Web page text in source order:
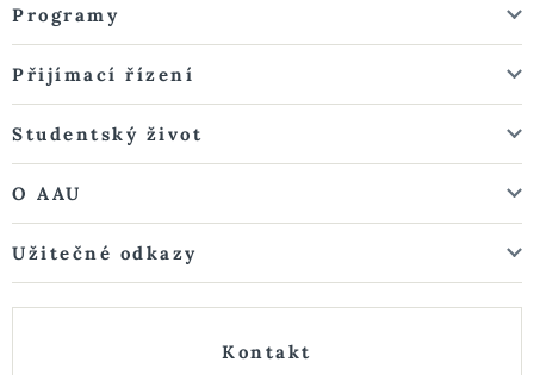
Programy
Přijímací řízení
Studentský život
O AAU
Užitečné odkazy
Kontakt